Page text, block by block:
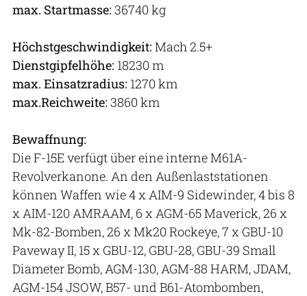
max. Startmasse: 36740 kg
Höchstgeschwindigkeit: Mach 2.5+
Dienstgipfelhöhe: 18230 m
max. Einsatzradius: 1270 km
max.Reichweite: 3860 km
Bewaffnung:
Die F-15E verfügt über eine interne M61A-
Revolverkanone. An den Außenlaststationen
können Waffen wie 4 x AIM-9 Sidewinder, 4 bis 8
x AIM-120 AMRAAM, 6 x AGM-65 Maverick, 26 x
Mk-82-Bomben, 26 x Mk20 Rockeye, 7 x GBU-10
Paveway II, 15 x GBU-12, GBU-28, GBU-39 Small
Diameter Bomb, AGM-130, AGM-88 HARM, JDAM,
AGM-154 JSOW, B57- und B61-Atombomben,